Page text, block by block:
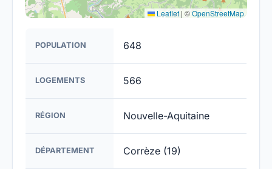
Leaflet | ©OpenStreetMap
POPULATION 648
LOGEMENTS 566
RÉGION Nouvelle-Aquitaine
DÉPARTEMENT Corrèze (19)